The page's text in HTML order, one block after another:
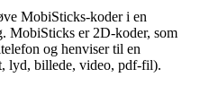
MobiSticks-koder i en
MobiSticks er 2D-koder, som
og henviser til en
lyd, billede, video, pdf-fil).